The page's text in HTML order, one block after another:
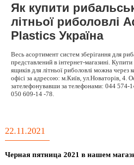
Як купити
літньої риболовлі
Plastics Україна
Весь асортимент систем зберігання для
представлений в інтернет-магазині.
ящиків для літньої риболовлі можна через
офісі за адресою: м.Київ, ул.Новаторів, 4.
зателефонувавши за телефонами: 044 574-
050 609-14 -78.
22.11.2021
Черная пятница 2021 в нашем